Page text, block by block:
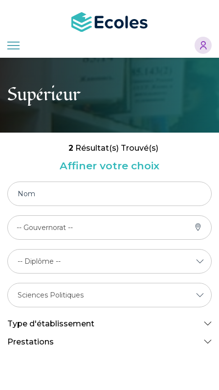
principal
Supérieur
2 Résultat(s) Trouvé(s)
Affiner votre choix
-- Gouvernorat --
Type d'établissement
Prestations